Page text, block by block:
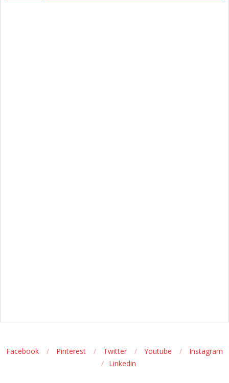
Facebook Pinterest Twitter Youtube
Instagram
Linkedin